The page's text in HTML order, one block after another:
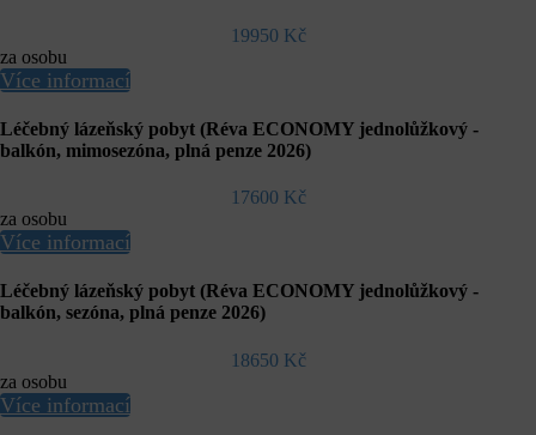
19950 Kč
za osobu
Více informací
Léčebný lázeňský pobyt (Réva ECONOMY jednolůžkový -
balkón, mimosezóna, plná penze 2026)
17600 Kč
za osobu
Více informací
Léčebný lázeňský pobyt (Réva ECONOMY jednolůžkový -
balkón, sezóna, plná penze 2026)
18650 Kč
za osobu
Více informací